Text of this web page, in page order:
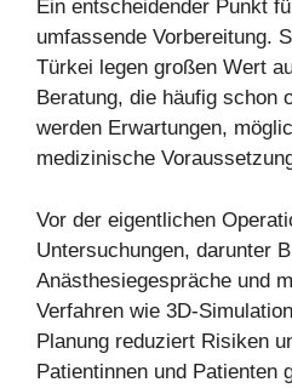
Ein entscheidender Punkt
umfassende Vorbereitung.
Türkei legen großen Wert
Beratung, die häufig schon
werden Erwartungen,
medizinische
Vor der eigentlichen
Untersuchungen, darunter
Anästhesiegespräche und
Verfahren wie 3D-
Planung reduziert Risiken
Patientinnen und Patienten